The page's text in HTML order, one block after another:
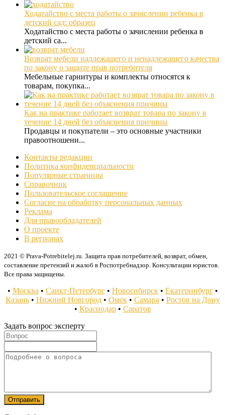
Ходатайство с места работы о зачислении ребенка в
детский сад: образец
Ходатайство с места работы о зачислении ребенка в
детский са...
Возврат мебели надлежащего и ненадлежащего качества
по закону о защите прав потребителя
Мебельные гарнитуры и комплекты относятся к
товарам, покупка...
Как на практике работает возврат товара по закону в
течение 14 дней без объяснения причины
Продавцы и покупатели – это основные участники
правоотношени...
Контакты редакции
Политика конфиденциальности
Популярные страницы
Справочник
Пользовательское соглашение
Согласие на обработку персональных данных
Реклама
Для правообладателей
О проекте
В регионах
2021 © Prava-Potrebitelej.ru. Защита прав потребителей, возврат, обмен,
составление претензий и жалоб в Роспотребнадзор. Консультации юристов.
Все права защищены.
• Москва • Санкт-Петербург• Новосибирск• Екатеринбург•
Казань• Нижний Новгород• Омск• Самара • Ростов на Дону
• Краснодар• Саратов
Задать вопрос эксперту